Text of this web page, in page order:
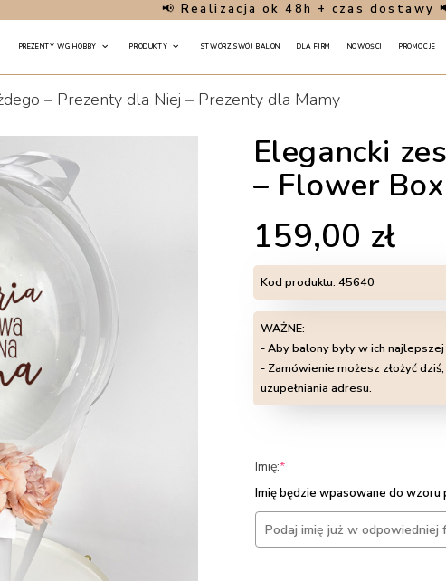
📢 Realizacja ok 48h + czas dostawy
PREZENTY WG HOBBY PRODUKTY STWÓRZ SWÓJ BALON DLA FIRM NOWOŚCI PROMOCJE
– Prezenty dla Niej – Prezenty dla Mamy
Elegancki
– Flower
159,00 zł
Kod produktu: 45640
WAŻNE:
- Aby balony były w ich
- Zamówienie możesz złożyć
uzupełniania adresu.
Imię:*(required)
Imię będzie wpasowane do